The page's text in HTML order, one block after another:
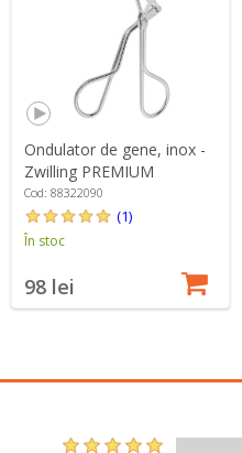
Ondulator de gene, inox -
Zwilling PREMIUM
Cod: 88322090
(1)
În stoc
98 lei